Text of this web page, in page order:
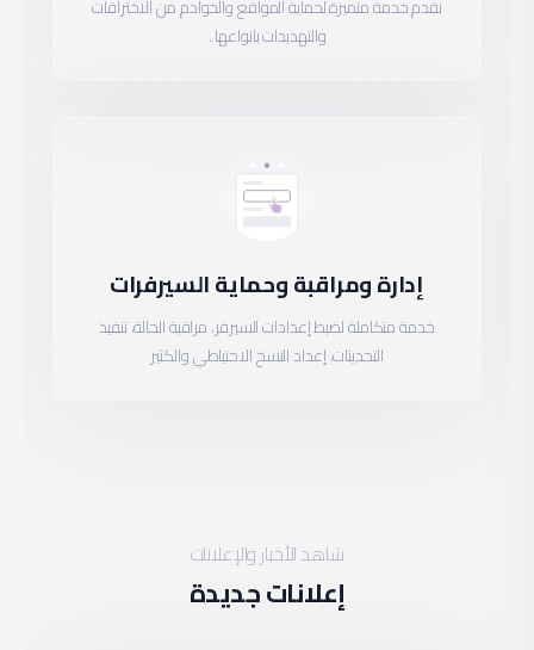
نقدم خدمة متميزة لحماية المواقع والخوادم من الاختراقات
والتهديدات بانواعها .
إدارة ومراقبة وحماية السيرفرات
خدمة متكاملة لضبط إعدادات السيرفر، مراقبة الحالة، تنفيذ
التحديثات، إعداد النسخ الاحتياطي والكثير
شاهد الأخبار والإعلانات
إعلانات جديدة